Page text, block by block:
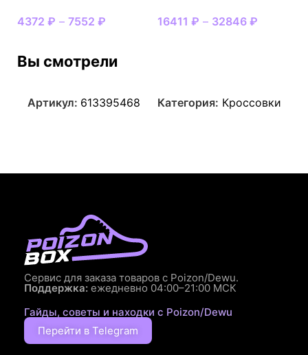
4372 ₽ – 7552 ₽ 16411 ₽ – 32846 ₽
Вы смотрели
Артикул: 613395468 Категория: Кроссовки
Сервис для заказа товаров с Poizon/Dewu.
Поддержка: ежедневно 04:00–21:00 МСК
Гайды, советы и находки с Poizon/Dewu
Перейти в Telegram